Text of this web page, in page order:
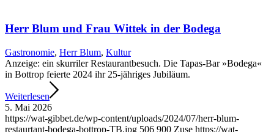
Herr Blum und Frau Wittek in der Bodega
Gastronomie, Herr Blum, Kultur
Anzeige: ein skurriler Restaurantbesuch. Die Tapas-Bar »Bodega«
in Bottrop feierte 2024 ihr 25-jähriges Jubiläum.
Weiterlesen
5. Mai 2026
https://wat-gibbet.de/wp-content/uploads/2024/07/herr-blum-
restaurtant-bodega-bottrop-TB.jpg 506 900 Zuse https://wat-